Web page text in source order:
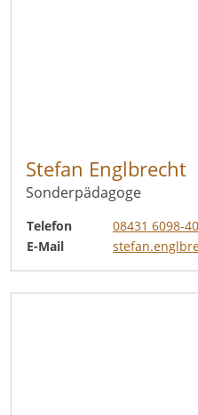
Stefan Englbrecht
Sonderpädagoge
Telefon
08431 6098-
E-Mail